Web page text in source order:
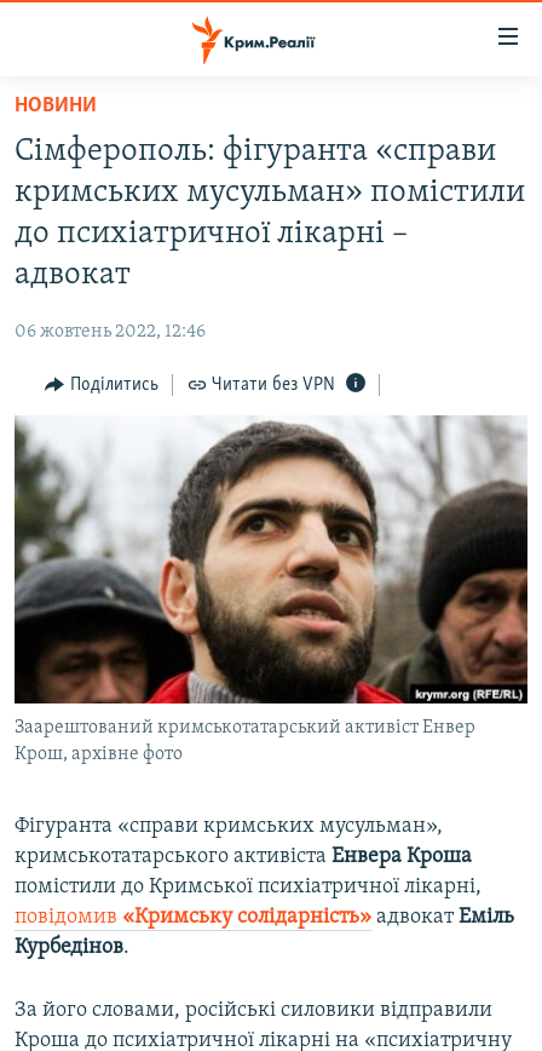
Перейти
основного
матеріалу
Перейти
до
основної
Перейти
пошуку
НОВИНИ
ВОДА.КРИМ
ВІДЕО ТА ФОТО
ІНТЕРВ'Ю
ВСЕ ЗА ДЕНЬ
СПЕЦПРОЕКТИ
ДЕПОРТАЦІЯ
ВІДЕОУРОКИ «ELIFBE»
СВІДЧЕННЯ ОКУПАЦІЇ
УКРАЇНСЬКА ПРОБЛЕМА КРИМУ
ІНФОГРАФІКА
ЯК ОБІЙТИ БЛОКУВАННЯ
Русский
Qırımtatar
ДОЛУЧАЙСЯ!
НОВИНИ
Сімферополь: фігуранта «справи
кримських мусульман» помістили
до психіатричної лікарні –
адвокат
06 жовтень 2022, 12:46
Поділитись Читати без VPN
Заарештований кримськотатарський активіст Енвер
Крош, архівне фото
Фігуранта «справи кримських мусульман»,
кримськотатарського активіста Енвера Кроша
помістили до Кримської психіатричної лікарні,
повідомив «Кримську солідарність» адвокатЕміль
Курбедінов.
За його словами, російські силовики відправили
Кроша до психіатричної лікарні на «психіатричну